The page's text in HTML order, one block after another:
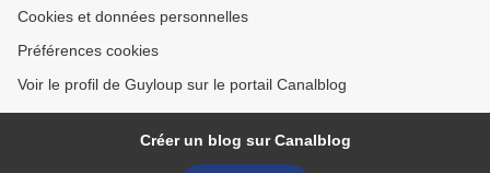
Cookies et données personnelles
Préférences cookies
Voir le profil de Guyloup sur le portail Canalblog
Créer un blog sur Canalblog